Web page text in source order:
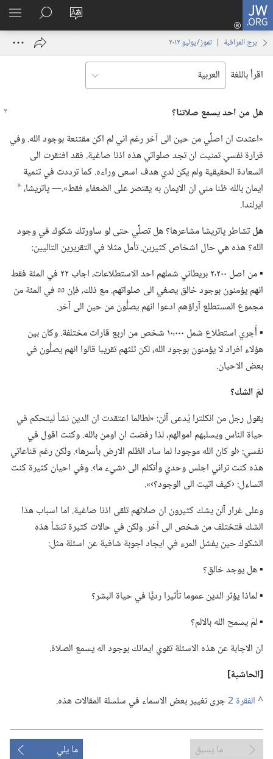
JW.ORG
تغيير
الموقع
تسجيل
الدخول
نافذة
البحث
في
JW.‎ORG
برج المراقبة | ‏‎تموز/يوليو‏ ‏‎٢٠١٢‏
اقرأ باللغة
هل من احد يسمع صلاتنا؟‏
‏«اعتدت ان اصلِّي من حين الى آخر رغم اني لم اكن مقتنعة بوجود الله.‏ وفي
قرارة نفسي تمنيت ان تجد صلواتي هذه اذنا صاغية.‏ فقد افتقرت الى
السعادة الحقيقية ولم يكن لدي هدف اسعى وراءه.‏ كما ترددت في تنمية
ايمان بالله ظنا مني ان الايمان به يقتصر على الضعفاء فقط».‏—‏ پاتريشا،‏*
ايرلندا.‏
هلتشاطر پاتريشا مشاعرها؟‏ هل تصلِّي حتى لو ساورتك شكوك في وجود
الله؟‏ هذه هي حال اشخاص كثيرين.‏ تأمل مثلا في التقريرين التاليين:‏
▪ من اصل ٢٬٢٠٠ بريطاني شملهم احد الاستطلاعات،‏ اجاب ٢٢ في المئة فقط
انهم يؤمنون بوجود خالق يصغي الى صلواتهم.‏ مع ذلك،‏ فإن ٥٥ في المئة من
مجموع المستطلع آراؤهم ادعوا انهم يصلُّون من حين الى آخر.‏
▪ أُجري استطلاع شمل ١٠٬٠٠٠ شخص من اربع قارات مختلفة.‏ وكان بين
هؤلاء افراد لا يؤمنون بوجود الله،‏ لكن ثلثهم تقريبا قالوا انهم يصلُّون في
بعض الاحيان.‏
لمَ الشك؟‏
يقول رجل من انكلترا يُدعى آلن:‏ «لطالما اعتقدت ان الدين نشأ ليتحكم في
حياة الناس ويسلبهم اموالهم،‏ لذا رفضت ان اومن بالله.‏ وكنت اقول في
نفسي:‏ ‹لو كان الله موجودا لما ساد الظلم الارض بأسرها›.‏ ولكن رغم قناعاتي
هذه كنت تراني اجلس وحدي وأتكلم الى ‹شيء ما›.‏ وفي احيان كثيرة كنت
اتساءل:‏ ‹كيف اتيت الى الوجود؟‏›».‏
وعلى غرار آلن يشك كثيرون ان صلاتهم تلقى اذنا صاغية.‏ اما اسباب هذا
الشك فتختلف من شخص الى آخر.‏ ولكن في حالات كثيرة تنشأ هذه
الشكوك حين يفشل المرء في ايجاد اجوبة شافية عن اسئلة مثل:‏
▪ هل يوجد خالق؟‏
▪ لماذا يؤثر الدين عموما تأثيرا رديًّا في حياة البشر؟‏
▪ لمَ يسمح الله بالالم؟‏
ان الاجابة عن هذه الاسئلة تقوي ايمانك بوجود اله يسمع الصلاة.‏
‏[الحاشية]‏
^
جرى تغيير بعض الاسماء في سلسلة المقالات هذه.‏
ما يسبق ما يلي